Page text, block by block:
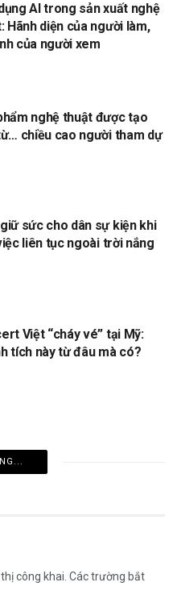
AI trong sản xuất nghệ
Hãnh diện của người làm,
của người xem
nghệ thuật được tạo
chiều cao người tham dự
sức cho dân sự kiện khi
liên tục ngoài trời nắng
Việt “cháy vé” tại Mỹ:
tích này từ đâu mà có?
công khai. Các trường bắt